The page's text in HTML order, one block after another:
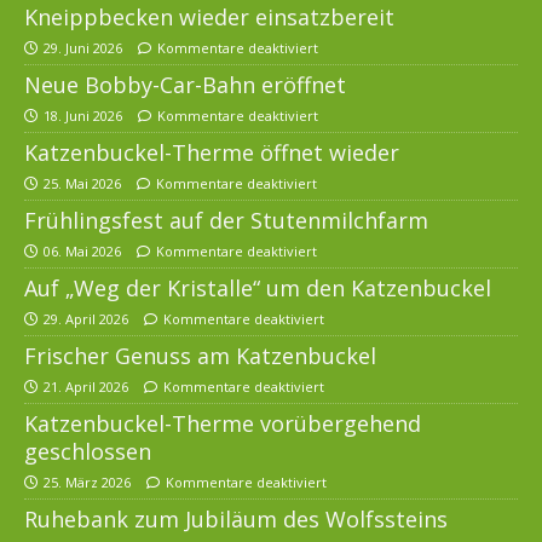
Kneippbecken wieder einsatzbereit
29. Juni 2026 Kommentare deaktiviert
Neue Bobby-Car-Bahn eröffnet
18. Juni 2026 Kommentare deaktiviert
Katzenbuckel-Therme öffnet wieder
25. Mai 2026 Kommentare deaktiviert
Frühlingsfest auf der Stutenmilchfarm
06. Mai 2026 Kommentare deaktiviert
Auf „Weg der Kristalle“ um den Katzenbuckel
29. April 2026 Kommentare deaktiviert
Frischer Genuss am Katzenbuckel
21. April 2026 Kommentare deaktiviert
Katzenbuckel-Therme vorübergehend
geschlossen
25. März 2026 Kommentare deaktiviert
Ruhebank zum Jubiläum des Wolfssteins